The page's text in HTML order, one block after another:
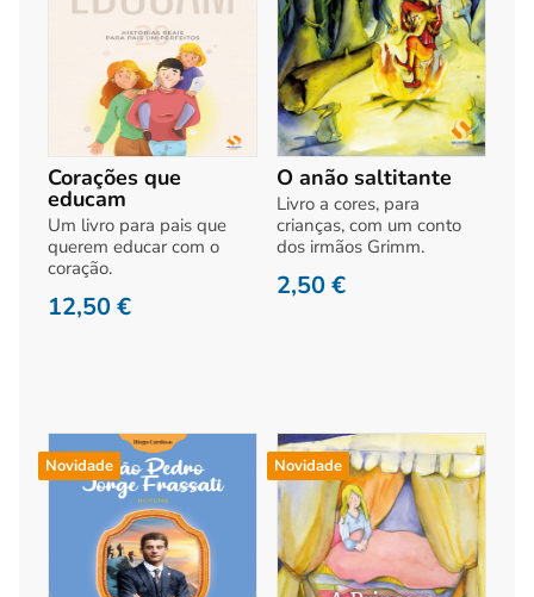
Corações que
educam
Um livro para pais que
querem educar com o
coração.
12,50€
O anão saltitante
Livro a cores, para
crianças, com um conto
dos irmãos Grimm.
2,50€
Novidade Novidade